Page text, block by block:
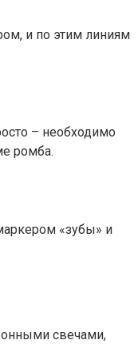
и по этим линиям
– необходимо
ромба.
«зубы» и
свечами,